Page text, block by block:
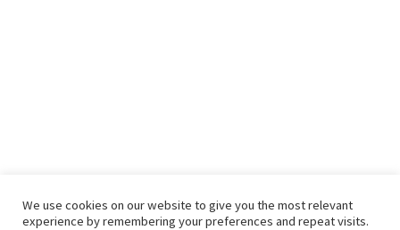
We use cookies on our website to give you the most relevant
experience by remembering your preferences and repeat visits.